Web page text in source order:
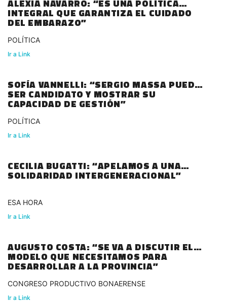
ALEXIA NAVARRO: “ES UNA POLÍTICA
INTEGRAL QUE GARANTIZA EL CUIDADO
DEL EMBARAZO”
POLÍTICA
Ir a Link
SOFÍA VANNELLI: “SERGIO MASSA PUEDE
SER CANDIDATO Y MOSTRAR SU
CAPACIDAD DE GESTIÓN”
POLÍTICA
Ir a Link
CECILIA BUGATTI: “APELAMOS A UNA
SOLIDARIDAD INTERGENERACIONAL”
ESA HORA
Ir a Link
AUGUSTO COSTA: “SE VA A DISCUTIR EL
MODELO QUE NECESITAMOS PARA
DESARROLLAR A LA PROVINCIA”
CONGRESO PRODUCTIVO BONAERENSE
Ir a Link